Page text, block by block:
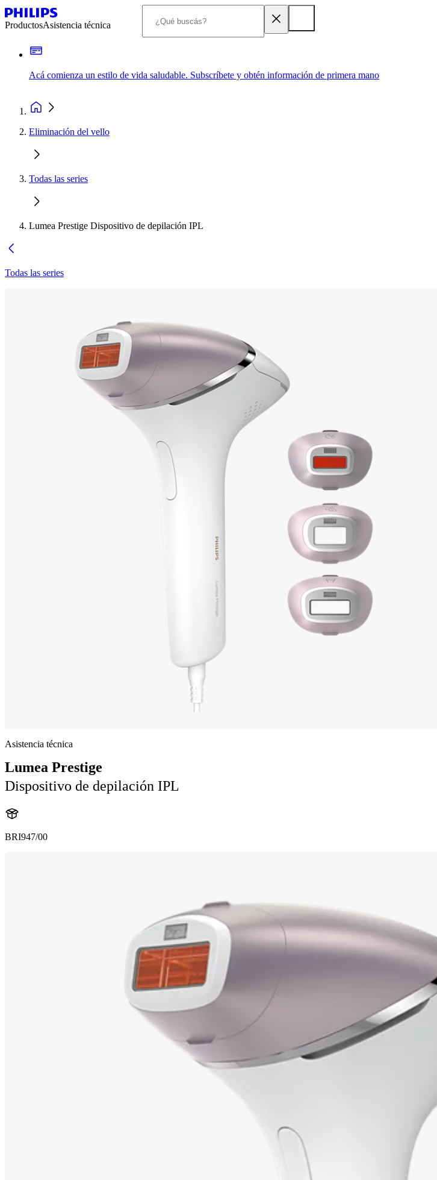
ProductosAsistencia técnica
Acá comienza un estilo de vida saludable. Subscríbete y obtén información de primera mano
Eliminación del vello
Todas las series
Lumea Prestige Dispositivo de depilación IPL
Todas las series
Asistencia técnica
Lumea Prestige
Dispositivo de depilación IPL
BRI947/00